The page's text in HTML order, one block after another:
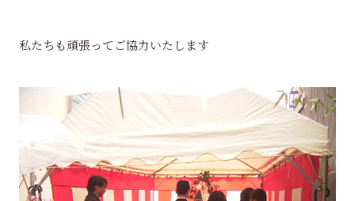
私たちも頑張ってご協力いたします